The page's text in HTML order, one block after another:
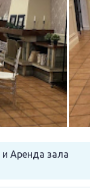
и Аренда зала